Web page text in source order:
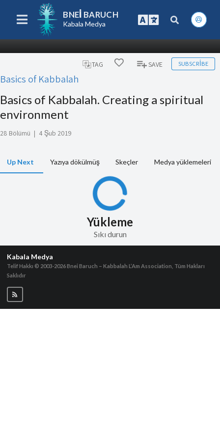
BNEI BARUCH
Kabala Medya
TAG SAVE SUBSCRIBE
Basics of Kabbalah
Basics of Kabbalah. Creating a spiritual
environment
28 Bölümü | 4 Şub 2019
Up Next Yazıya dökülmüş Skeçler Medya yüklemeleri
Yükleme
Sıkı durun
Kabala Medya
Telif Hakkı © 2003-2026Bnei Baruch – Kabbalah L’Am Association, Tüm Hakları
Saklıdır